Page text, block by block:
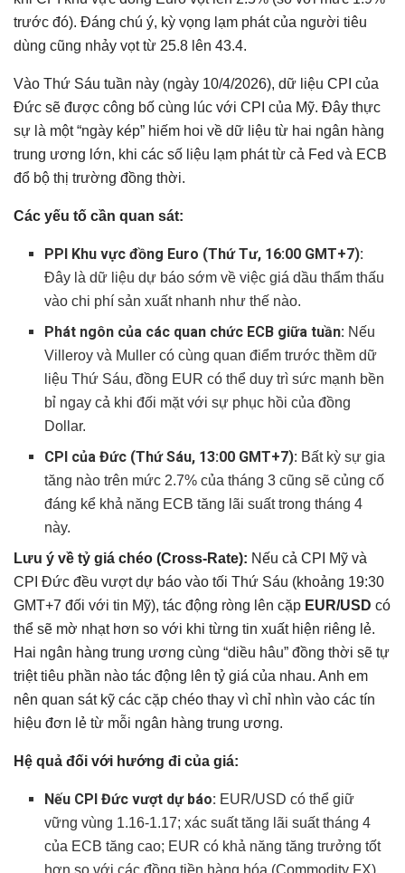
trước đó). Đáng chú ý, kỳ vọng lạm phát của người tiêu
dùng cũng nhảy vọt từ 25.8 lên 43.4.
Vào Thứ Sáu tuần này (ngày 10/4/2026), dữ liệu CPI của
Đức sẽ được công bố cùng lúc với CPI của Mỹ. Đây thực
sự là một “ngày kép” hiếm hoi về dữ liệu từ hai ngân hàng
trung ương lớn, khi các số liệu lạm phát từ cả Fed và ECB
đổ bộ thị trường đồng thời.
Các yếu tố cần quan sát:
PPI Khu vực đồng Euro (Thứ Tư, 16:00 GMT+7):
Đây là dữ liệu dự báo sớm về việc giá dầu thẩm thấu
vào chi phí sản xuất nhanh như thế nào.
Phát ngôn của các quan chức ECB giữa tuần: Nếu
Villeroy và Muller có cùng quan điểm trước thềm dữ
liệu Thứ Sáu, đồng EUR có thể duy trì sức mạnh bền
bỉ ngay cả khi đối mặt với sự phục hồi của đồng
Dollar.
CPI của Đức (Thứ Sáu, 13:00 GMT+7): Bất kỳ sự gia
tăng nào trên mức 2.7% của tháng 3 cũng sẽ củng cố
đáng kể khả năng ECB tăng lãi suất trong tháng 4
này.
Lưu ý về tỷ giá chéo (Cross-Rate): Nếu cả CPI Mỹ và
CPI Đức đều vượt dự báo vào tối Thứ Sáu (khoảng 19:30
GMT+7 đối với tin Mỹ), tác động ròng lên cặp EUR/USD có
thể sẽ mờ nhạt hơn so với khi từng tin xuất hiện riêng lẻ.
Hai ngân hàng trung ương cùng “diều hâu” đồng thời sẽ tự
triệt tiêu phần nào tác động lên tỷ giá của nhau. Anh em
nên quan sát kỹ các cặp chéo thay vì chỉ nhìn vào các tín
hiệu đơn lẻ từ mỗi ngân hàng trung ương.
Hệ quả đối với hướng đi của giá:
Nếu CPI Đức vượt dự báo: EUR/USD có thể giữ
vững vùng 1.16-1.17; xác suất tăng lãi suất tháng 4
của ECB tăng cao; EUR có khả năng tăng trưởng tốt
hơn so với các đồng tiền hàng hóa (Commodity FX).